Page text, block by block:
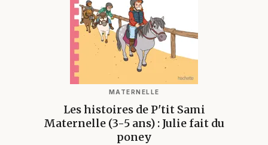
MATERNELLE
Les histoires de P'tit Sami
Maternelle (3-5 ans) : Julie fait du
poney